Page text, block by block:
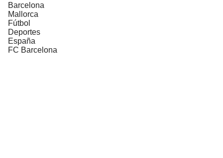
Barcelona
Mallorca
Fútbol
Deportes
España
FC Barcelona